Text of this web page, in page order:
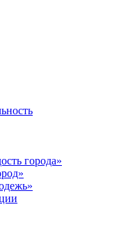
города»